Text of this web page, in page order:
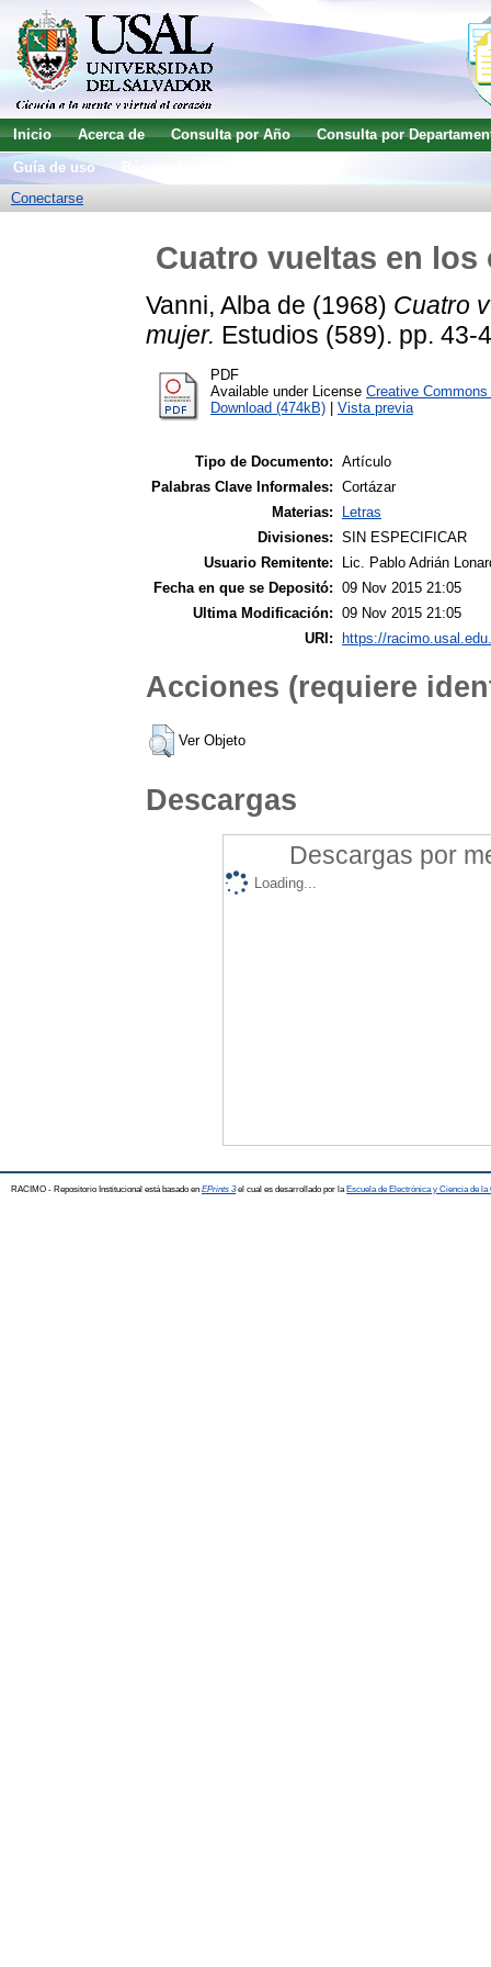
Inicio Acerca de Consulta por Año
Consulta por
Guía de uso
Conectarse
Cuatro vueltas en
Vanni, Alba de (1968) Cuatro
mujer. Estudios (589). pp. 43-
PDF
Available under License Creative
Download (474kB)
Vista previa
Tipo de Documento: Artículo
Palabras Clave Informales: Cortázar
Materias:
Letras
Divisiones: SIN ESPECIFICAR
Usuario Remitente:
Lic. Pablo Adrián
Fecha en que se Depositó: 09 Nov 2015 21:05
Ultima Modificación: 09 Nov 2015 21:05
URI:
https://
Acciones (requiere
Ver Objeto
Descargas
Descargas por
Loading...
RACIMO - Repositorio Institucional está basado en EPrints 3el cual es desarrollado por la Escuela de Electrónica y Ciencia de la